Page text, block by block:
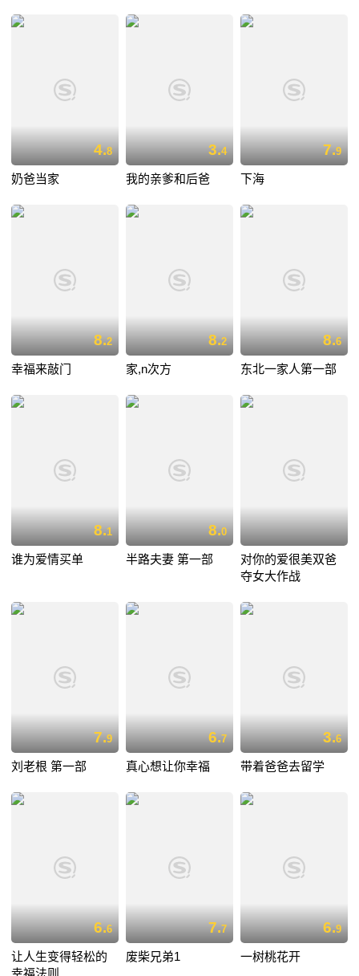
4.8
奶爸当家
3.4
我的亲爹和后爸
7.9
下海
8.2
幸福来敲门
8.2
家,n次方
8.6
东北一家人第一部
8.1
谁为爱情买单
8.0
半路夫妻 第一部
对你的爱很美双爸
夺女大作战
7.9
刘老根 第一部
6.7
真心想让你幸福
3.6
带着爸爸去留学
6.6
让人生变得轻松的
7.7
废柴兄弟1
6.9
一树桃花开